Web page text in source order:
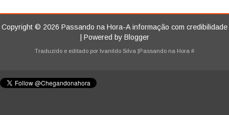
Copyright © 2026 Passando na Hora-A informação com credibilidade
| Powered by Blogger
Traduzido e editado por Ivanildo Silva |Passando na Hora #